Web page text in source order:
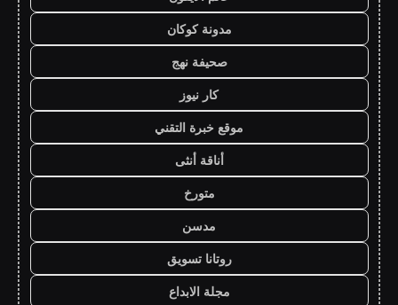
مدونة كوكان
صحيفة نهج
كار نيوز
موقع خبرة التقني
أناقة أنثى
متورخ
مدسن
روتانا تسويق
مجلة الابداع